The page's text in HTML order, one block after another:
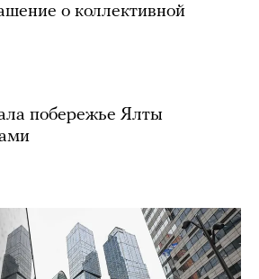
о коллективной
побережье Ялты